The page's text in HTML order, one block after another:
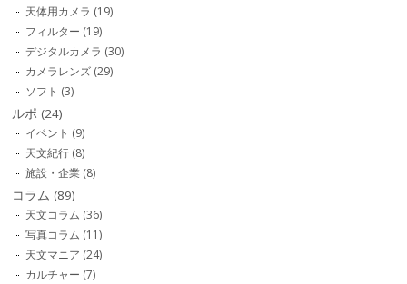
天体用カメラ (19)
フィルター (19)
デジタルカメラ (30)
カメラレンズ (29)
ソフト (3)
ルポ (24)
イベント (9)
天文紀行 (8)
施設・企業 (8)
コラム (89)
天文コラム (36)
写真コラム (11)
天文マニア (24)
カルチャー (7)